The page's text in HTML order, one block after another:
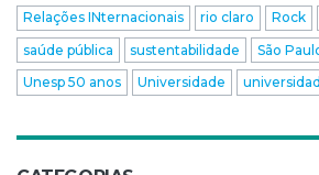
Relações INternacionais
rio claro Rock
saúde pública
sustentabilidade São
Unesp 50 anos
Universidade